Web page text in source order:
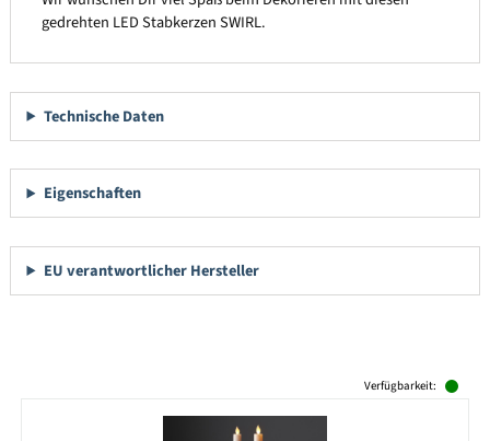
gedrehten LED Stabkerzen SWIRL.
Technische Daten
Eigenschaften
EU verantwortlicher Hersteller
Verfügbarkeit: